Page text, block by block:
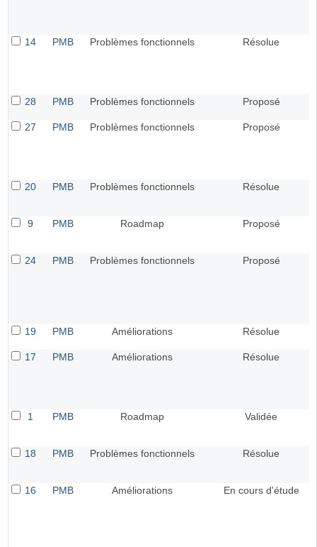
14 PMB Problèmes fonctionnels Résolue
28 PMB Problèmes fonctionnels Proposé
27 PMB Problèmes fonctionnels Proposé
20 PMB Problèmes fonctionnels Résolue
9 PMB Roadmap Proposé
24 PMB Problèmes fonctionnels Proposé
19 PMB Améliorations Résolue
17 PMB Améliorations Résolue
1 PMB Roadmap Validée
18 PMB Problèmes fonctionnels Résolue
16 PMB Améliorations En cours d'étude